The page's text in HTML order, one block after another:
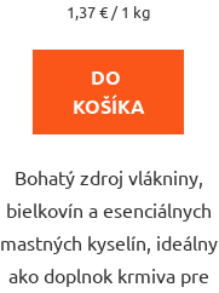
Jednotková
1,37 € / 1 kg
DO
KOŠÍKA
Bohatý zdroj vlákniny,
bielkovín a esenciálnych
mastných kyselín, ideálny
ako doplnok krmiva pre